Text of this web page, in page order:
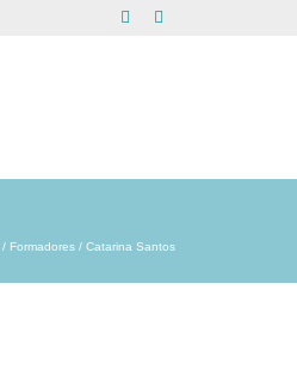
/ Formadores / Catarina Santos